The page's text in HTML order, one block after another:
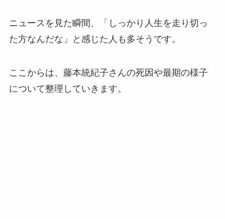
ニュースを見た瞬間、「しっかり人生を走り切っ
た方なんだな」と感じた人も多そうです。
ここからは、藤本統紀子さんの死因や最期の様子
について整理していきます。